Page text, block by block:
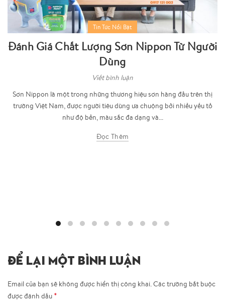
Tin Tức Nổi Bật
Đánh Giá Chất Lượng Sơn Nippon Từ Người
Dùng
Viết bình luận
Sơn Nippon là một trong những thương hiệu sơn hàng đầu trên thị
trường Việt Nam, được người tiêu dùng ưa chuộng bởi nhiều yếu tố
như độ bền, màu sắc đa dạng và...
Đọc Thêm
ĐỂ LẠI MỘT BÌNH LUẬN
Email của bạn sẽ không được hiển thị công khai.Các trường bắt buộc
được đánh dấu *